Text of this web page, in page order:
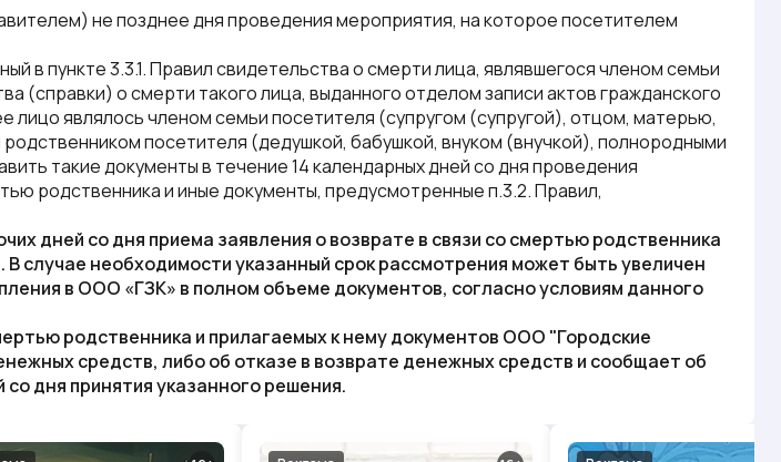
не позднее дня проведения мероприятия, на которое посетителем
в пункте 3.3.1.Правилсвидетельства о смерти лица, являвшегося членом семьи
(справки) о смерти такого лица, выданного отделом записи актов гражданского
являлось членом семьи посетителя (супругом (супругой), отцом, матерью,
посетителя (дедушкой, бабушкой, внуком (внучкой), полнородными
такие документы в течение 14 календарных дней со дня проведения
родственника и иные документы, предусмотренные п.3.2.Правил,
дней со дня приема заявления о возврате в связи со смертью родственника
случае необходимости указанный срок рассмотрения может быть увеличен
в ООО «ГЗК» в полном объеме документов, согласно условиям данного
родственника и прилагаемых к нему документов ООО "Городские
средств, либо об отказе в возврате денежных средств и сообщает об
дня принятия указанного решения.